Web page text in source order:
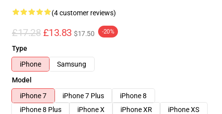
(4 customer reviews)
£17.28 £13.83 $17.50 -20%
Type
iPhone
Samsung
Model
iPhone 7
iPhone 7 Plus
iPhone 8
iPhone 8 Plus
iPhone X iPhone XR
iPhone XS